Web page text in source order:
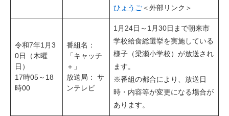
ひょうご＜外部リンク＞
令和7年1月3
0日（木曜
日）
17時05～18
時00
番組名：
「キャッチ
＋」
放送局： サ
ンテレビ
1月24日～1月30日まで朝来市
学校給食総選挙を実施している
様子（梁瀬小学校）が放送され
ます。
※番組の都合により、放送日
時・内容等が変更になる場合が
あります。